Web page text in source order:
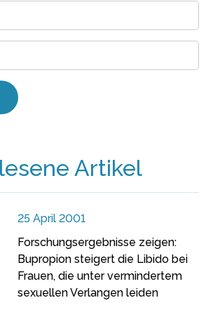
Artikel
25 April 2001
Forschungsergebnisse zeigen:
Bupropion steigert die Libido bei
Frauen, die unter vermindertem
sexuellen Verlangen leiden